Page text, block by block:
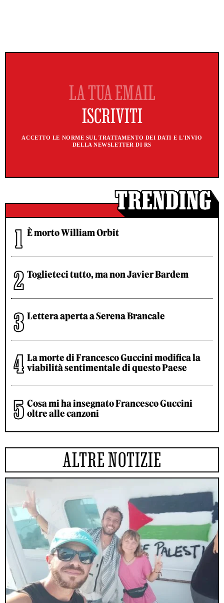
ACCETTO LE NORME SUL TRATTAMENTO DEI DATI E L'INVIO
DELLA NEWSLETTER DI RS
È morto William Orbit
Toglieteci tutto, ma non Javier Bardem
Lettera aperta a Serena Brancale
La morte di Francesco Guccini modifica la
viabilità sentimentale di questo Paese
Cosa mi ha insegnato Francesco Guccini
oltre alle canzoni
ALTRE NOTIZIE